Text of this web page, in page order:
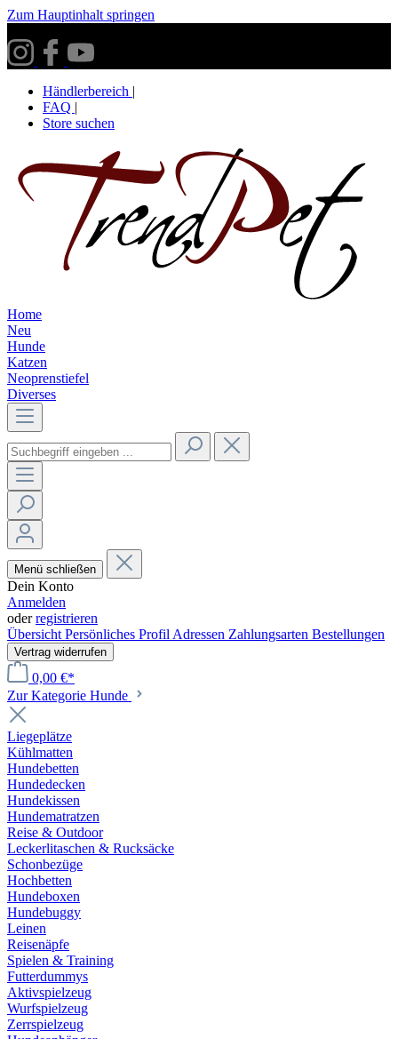
Zum Hauptinhalt springen
Händlerbereich |
FAQ |
Store suchen
Home
Neu
Hunde
Katzen
Neoprenstiefel
Diverses
Menü schließen
Dein Konto
Anmelden
oderregistrieren
Übersicht Persönliches Profil Adressen Zahlungsarten Bestellungen
Vertrag widerrufen
0,00 €*
Zur Kategorie Hunde
Liegeplätze
Kühlmatten
Hundebetten
Hundedecken
Hundekissen
Hundematratzen
Reise & Outdoor
Leckerlitaschen & Rucksäcke
Schonbezüge
Hochbetten
Hundeboxen
Hundebuggy
Leinen
Reisenäpfe
Spielen & Training
Futterdummys
Aktivspielzeug
Wurfspielzeug
Zerrspielzeug